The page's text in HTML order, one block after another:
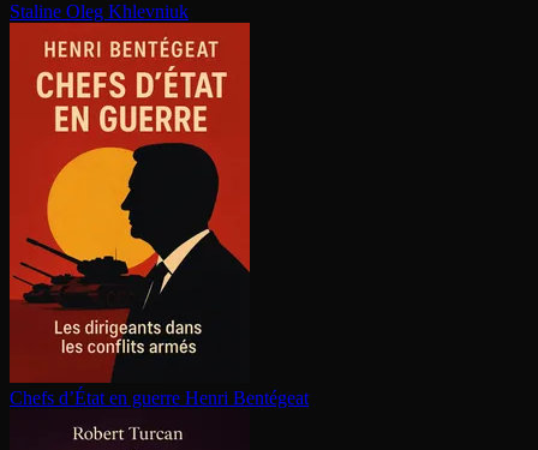
Staline Oleg Khlevniuk
Chefs d’État en guerre Henri Bentégeat